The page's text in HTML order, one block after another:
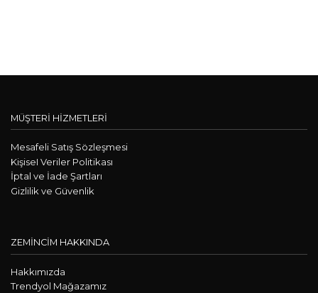
MÜŞTERİ HİZMETLERİ
Mesafeli Satış Sözleşmesi
KişiseI Veriler Politikası
İptal ve İade Şartları
Gizlilik ve Güvenlik
ZEMİNCİM HAKKINDA
Hakkımızda
Trendyol Mağazamız